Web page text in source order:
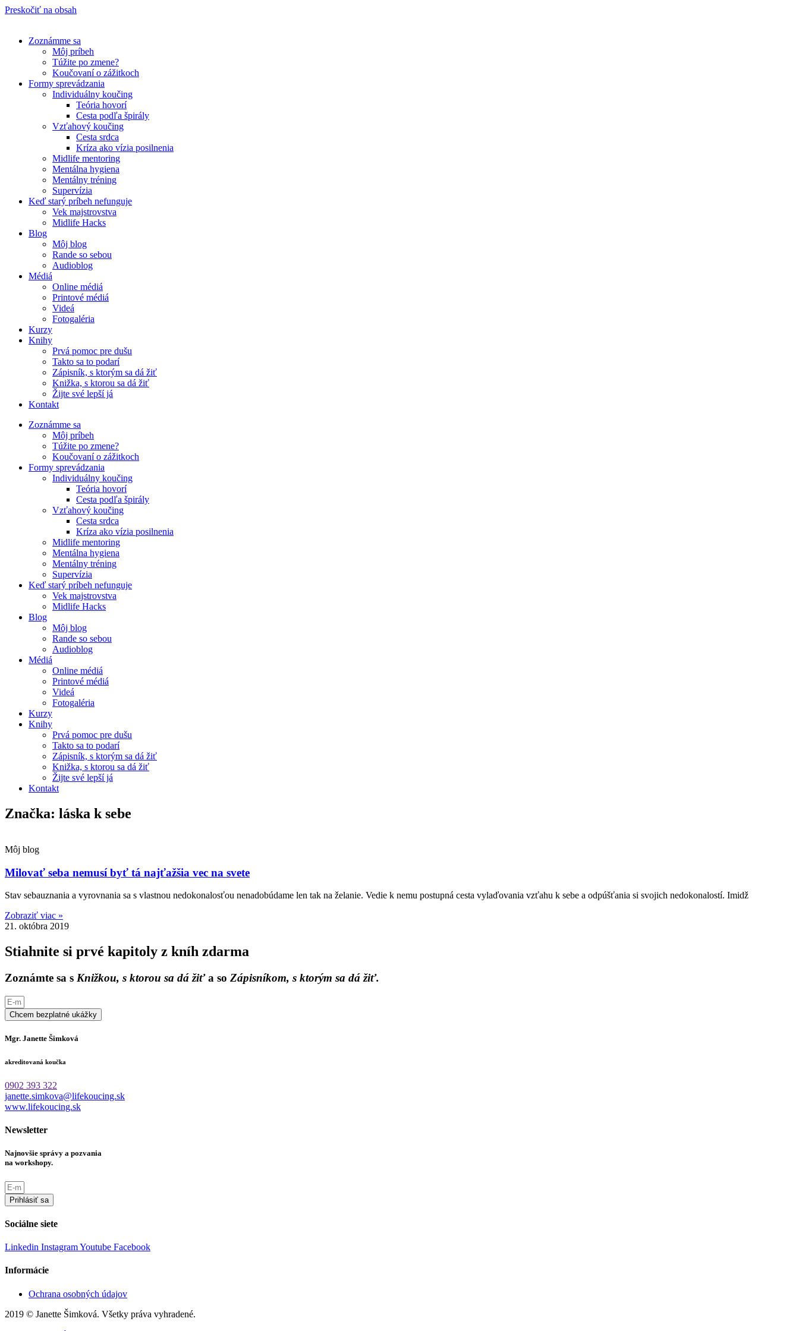
Preskočiť na obsah
Zoznámme sa
Môj príbeh
Túžite po zmene?
Koučovaní o zážitkoch
Formy sprevádzania
Individuálny koučing
Teória hovorí
Cesta podľa špirály
Vzťahový koučing
Cesta srdca
Kríza ako vízia posilnenia
Midlife mentoring
Mentálna hygiena
Mentálny tréning
Supervízia
Keď starý príbeh nefunguje
Vek majstrovstva
Midlife Hacks
Blog
Môj blog
Rande so sebou
Audioblog
Médiá
Online médiá
Printové médiá
Videá
Fotogaléria
Kurzy
Knihy
Prvá pomoc pre dušu
Takto sa to podarí
Zápisník, s ktorým sa dá žiť
Knižka, s ktorou sa dá žiť
Žijte své lepší já
Kontakt
Zoznámme sa
Môj príbeh
Túžite po zmene?
Koučovaní o zážitkoch
Formy sprevádzania
Individuálny koučing
Teória hovorí
Cesta podľa špirály
Vzťahový koučing
Cesta srdca
Kríza ako vízia posilnenia
Midlife mentoring
Mentálna hygiena
Mentálny tréning
Supervízia
Keď starý príbeh nefunguje
Vek majstrovstva
Midlife Hacks
Blog
Môj blog
Rande so sebou
Audioblog
Médiá
Online médiá
Printové médiá
Videá
Fotogaléria
Kurzy
Knihy
Prvá pomoc pre dušu
Takto sa to podarí
Zápisník, s ktorým sa dá žiť
Knižka, s ktorou sa dá žiť
Žijte své lepší já
Kontakt
Značka: láska k sebe
Môj blog
Milovať seba nemusí byť tá najťažšia vec na svete
Stav sebauznania a vyrovnania sa s vlastnou nedokonalosťou nenadobúdame len tak na želanie. Vedie k nemu postupná cesta vylaďovania vzťahu k sebe a odpúšťania si svojich nedokonalostí. Imidž
Zobraziť viac »
21. októbra 2019
Stiahnite si prvé kapitoly z kníh zdarma
Zoznámte sa s Knižkou, s ktorou sa dá žiťa so Zápisníkom, s ktorým sa dá žiť.
Chcem bezplatné ukážky
Mgr. Janette Šimková
akreditovaná koučka
0902 393 322
janette.simkova@lifekoucing.sk
www.lifekoucing.sk
Newsletter
Najnovšie správy a pozvania
na workshopy.
Prihlásiť sa
Sociálne siete
Linkedin InstagramYoutube Facebook
Informácie
Ochrana osobných údajov
2019 © Janette Šimková. Všetky práva vyhradené.